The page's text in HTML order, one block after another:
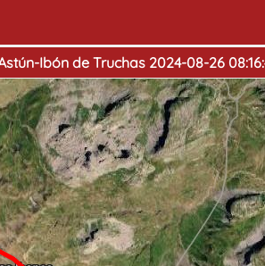
Ibón de Truchas 2024-08-26